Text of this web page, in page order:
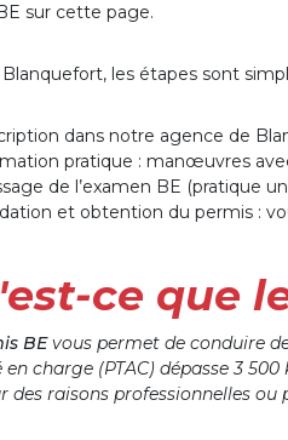
sur cette page.
Blanquefort, les étapes sont
dans notre agence de
pratique : manœuvres
de l’examen BE (pratique
et obtention du permis :
ce que
BEvous permet de conduire
en charge (PTAC) dépasse 3
des raisons professionnelles ou